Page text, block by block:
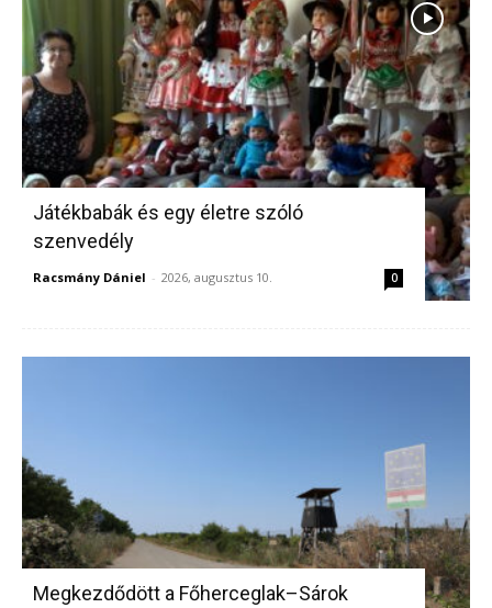
Játékbabák és egy életre szóló
szenvedély
Racsmány Dániel - 2026, augusztus 10. 0
Megkezdődött a Főherceglak–Sárok